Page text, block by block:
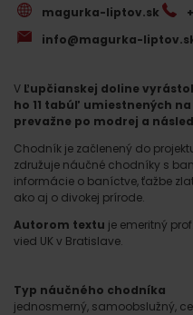
V Ľupčianskej doline
ho 11 tabúľ umiestnených
prevažne po modrej a
Chodník je začlenený do
združuje náučné chodníky s
informácie o baníctve, ťažbe
ako aj o divokej prírode.
Autorom textu je emeritný
vied UK v Bratislave.
Typ náučného chodníka
jednosmerný, samoobslužný,
magurka-liptov.sk
info@magurka-